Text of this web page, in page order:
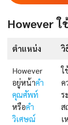
However
ตําแหน่ง วิ
However
อยู่หน้าคำ
คุณศัพท์
หรือคำ
วิเศษณ์
ใ
ค
ร
ส
เ